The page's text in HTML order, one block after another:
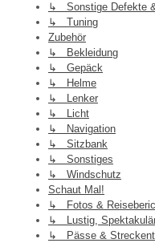
↳ Sonstige Defekte
↳ Tuning
Zubehör
↳ Bekleidung
↳ Gepäck
↳ Helme
↳ Lenker
↳ Licht
↳ Navigation
↳ Sitzbank
↳ Sonstiges
↳ Windschutz
Schaut Mal!
↳ Fotos &
↳ Lustig,
↳ Pässe &